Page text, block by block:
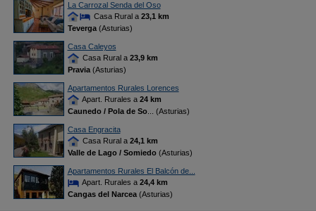
La Carrozal Senda del Oso
Casa Rural a 23,1 km
Teverga(Asturias)
Casa Caleyos
Casa Rural a 23,9 km
Pravia(Asturias)
Apartamentos Rurales Lorences
Apart. Rurales a 24 km
Caunedo / Pola de So... (Asturias)
Casa Engracita
Casa Rural a 24,1 km
Valle de Lago / Somiedo(Asturias)
Apartamentos Rurales El Balcón de...
Apart. Rurales a 24,4 km
Cangas del Narcea(Asturias)